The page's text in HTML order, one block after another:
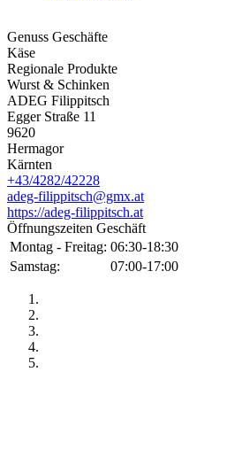
Genuss Geschäfte
Käse
Regionale Produkte
Wurst & Schinken
ADEG Filippitsch
Egger Straße 11
9620
Hermagor
Kärnten
+43/4282/42228
adeg-filippitsch@gmx.at
https://adeg-filippitsch.at
Öffnungszeiten Geschäft
Montag - Freitag: 06:30-18:30
Samstag:
07:00-17:00